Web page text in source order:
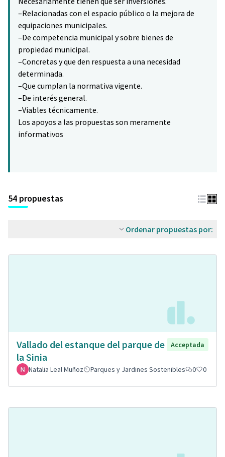
–Relacionadas con el espacio público o la mejora de
equipaciones municipales.
–De competencia municipal y sobre bienes de
propiedad municipal.
–Concretas y que den respuesta a una necesidad
determinada.
–Que cumplan la normativa vigente.
–De interés general.
–Viables técnicamente.
Los apoyos a las propuestas son meramente
informativos
54 propuestas
Ordenar propuestas por:
Vallado del estanque del parque de
la Sinia
Acceptada
Natalia Leal Muñoz Parques y Jardines Sostenibles 0 0